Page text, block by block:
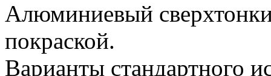
Алюминиевый
покраской.
Варианты стандартного